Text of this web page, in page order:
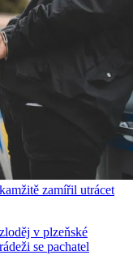
zamířil utrácet
v plzeňské
se pachatel